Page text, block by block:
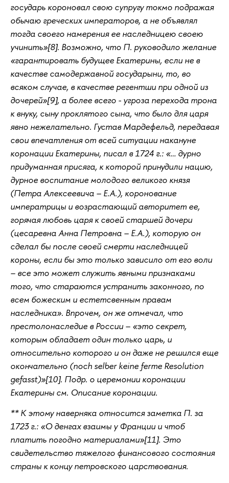
государь короновал свою супругу токмо подражая
обычаю греческих императоров, а не объявлял
тогда своего намерения ее наследницею своею
учинить»[8]. Возможно, что П. руководило желание
«гарантировать будущее Екатерины, если не в
качестве самодержавной государыни, то, во
всяком случае, в качестве регентши при одной из
дочерей»[9], а более всего - угроза перехода трона
к внуку, сыну проклятого сына, что было для царя
явно нежелательно. Густав Мардефельд, передавая
свои впечатления от всей ситуации накануне
коронации Екатерины, писал в 1724 г.: «… дурно
придуманная присяга, к которой принудили нацию,
дурное воспитание молодого великого князя
(Петра Алексеевича – Е.А.), коронование
императрицы и возрастающий авторитет ее,
горячая любовь царя к своей старшей дочери
(цесаревна Анна Петровна – Е.А.), которую он
сделал бы после своей смерти наследницей
короны, если бы это только зависило от его воли
– все это может служить явными признаками
того, что стараются устранить законного, по
всем божеским и естетсвенным правам
наследника». Впрочем, он же отмечал, что
престолонаследие в России – «это секрет,
которым обладает один только царь, и
относительно которого и он даже не решился еще
окончательно (noch selber keine ferme Resolution
gefasst)»[10]. Подр. о церемонии коронации
Екатерины см. Описание коронации.
** К этому наверняка относится заметка П. за
1723 г.: «О денгах взаимы у Франции и чтоб
платить погодно материалами»[11]. Это
свидетельство тяжелого финансового состояния
страны к концу петровского царствования.